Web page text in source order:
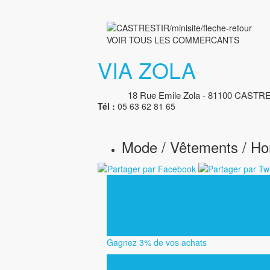
VOIR TOUS LES COMMERCANTS
VIA ZOLA
18 Rue Emile Zola - 81100
Tél : 05 63 62 81 65
Mode / Vêtements /
Gagnez 3% de vos achats